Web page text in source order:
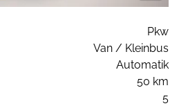
Pkw
Van / Kleinbus
Automatik
50 km
5